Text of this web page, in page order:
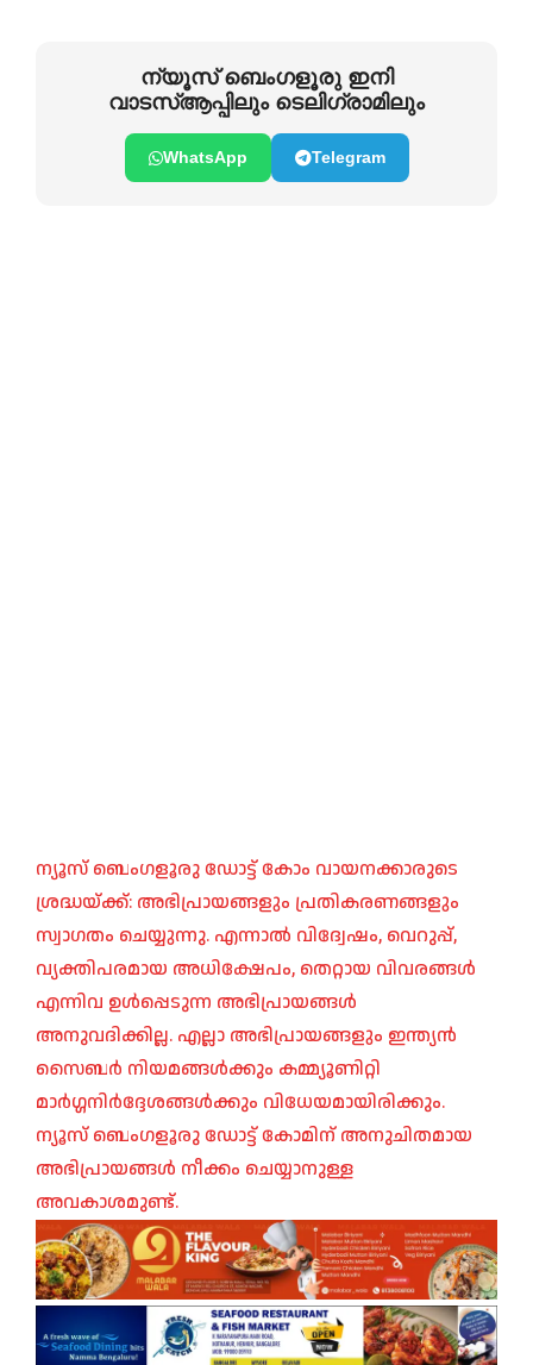
ന്യൂസ് ബെംഗളൂരു ഇനി
വാടസ്ആപ്പിലും ടെലിഗ്രാമിലും
WhatsApp Telegram
ന്യൂസ് ബെംഗളൂരു ഡോട്ട് കോം വായനക്കാരുടെ
ശ്രദ്ധയ്ക്ക്: അഭിപ്രായങ്ങളും പ്രതികരണങ്ങളും
സ്വാഗതം ചെയ്യുന്നു. എന്നാൽ വിദ്വേഷം, വെറുപ്പ്,
വ്യക്തിപരമായ അധിക്ഷേപം, തെറ്റായ വിവരങ്ങൾ
എന്നിവ ഉൾപ്പെടുന്ന അഭിപ്രായങ്ങൾ
അനുവദിക്കില്ല. എല്ലാ അഭിപ്രായങ്ങളും ഇന്ത്യൻ
സൈബർ നിയമങ്ങൾക്കും കമ്മ്യൂണിറ്റി
മാർഗ്ഗനിർദ്ദേശങ്ങൾക്കും വിധേയമായിരിക്കും.
ന്യൂസ് ബെംഗളൂരു ഡോട്ട് കോമിന് അനുചിതമായ
അഭിപ്രായങ്ങൾ നീക്കം ചെയ്യാനുള്ള
അവകാശമുണ്ട്.